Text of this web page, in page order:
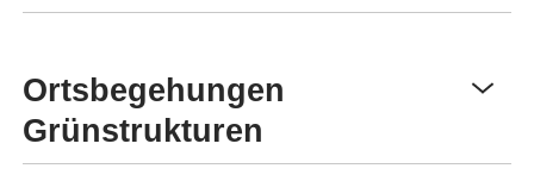
Ortsbegehungen
Grünstrukturen